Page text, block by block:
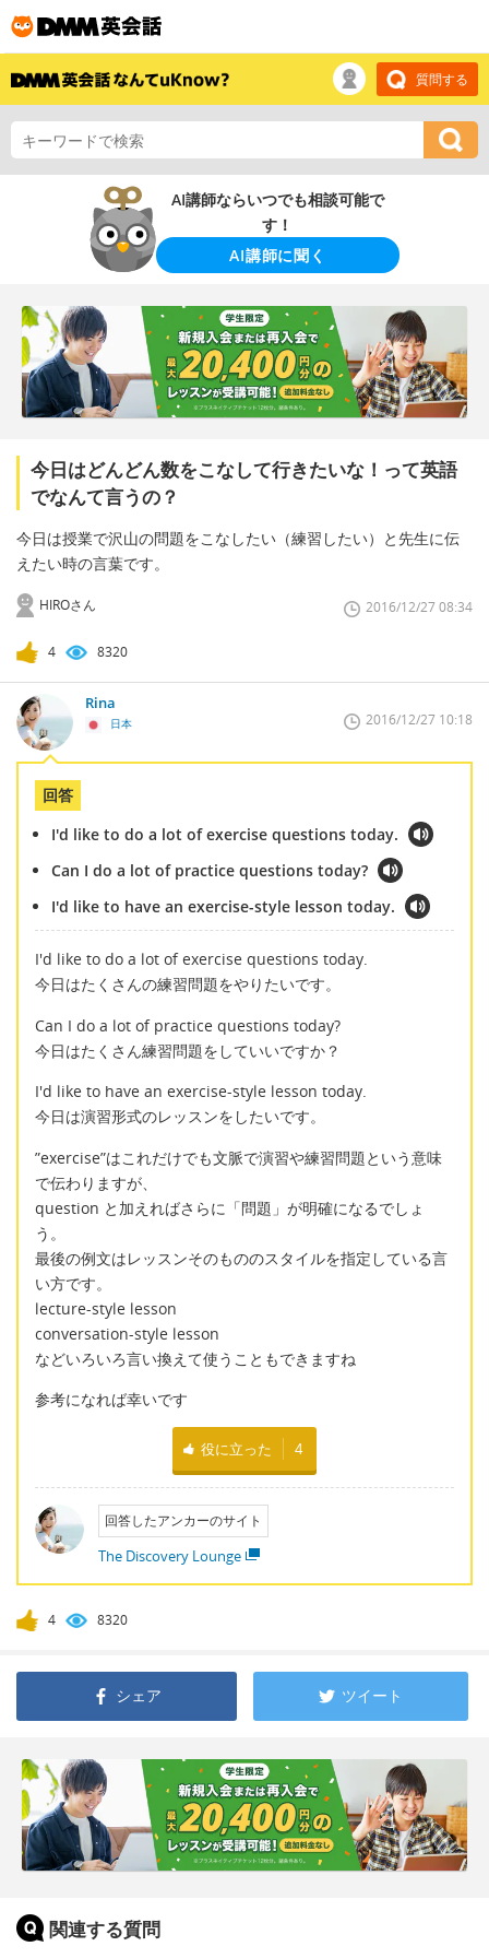
質問する
AI講師ならいつでも相談可能で
す！
AI講師に聞く
今日はどんどん数をこなして行きたいな！って英語
でなんて言うの？
今日は授業で沢山の問題をこなしたい（練習したい）と先生に伝
えたい時の言葉です。
HIROさん 2016/12/27 08:34
4 8320
Rina
日本 2016/12/27 10:18
回答
I'd like to do a lot of exercise questions today.
Can I do a lot of practice questions today?
I'd like to have an exercise-style lesson today.
I'd like to do a lot of exercise questions today.
今日はたくさんの練習問題をやりたいです。
Can I do a lot of practice questions today?
今日はたくさん練習問題をしていいですか？
I'd like to have an exercise-style lesson today.
今日は演習形式のレッスンをしたいです。
”exercise”はこれだけでも文脈で演習や練習問題という意味
で伝わりますが、
question と加えればさらに「問題」が明確になるでしょ
う。
最後の例文はレッスンそのもののスタイルを指定している言
い方です。
lecture-style lesson
conversation-style lesson
などいろいろ言い換えて使うこともできますね
参考になれば幸いです
役に立った 4
回答したアンカーのサイト
The Discovery Lounge
4 8320
シェア ツイート
関連する質問